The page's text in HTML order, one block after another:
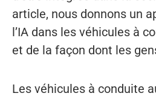
article, nous donnons un
l’IA dans les véhicules à
et de la façon dont les
Les véhicules à conduite